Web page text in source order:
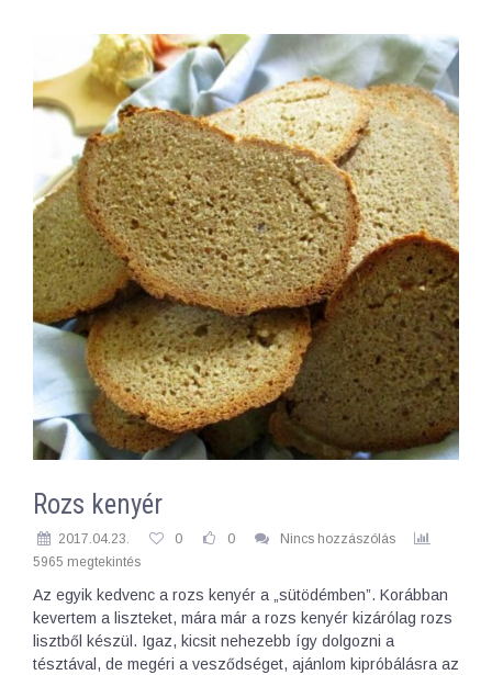
Rozs kenyér
2017.04.23. 0 0
Nincs hozzászólás
5965 megtekintés
Az egyik kedvenc a rozs kenyér a „sütödémben”. Korábban
kevertem a liszteket, mára már a rozs kenyér kizárólag rozs
lisztből készül. Igaz, kicsit nehezebb így dolgozni a
tésztával, de megéri a vesződséget, ajánlom kipróbálásra az